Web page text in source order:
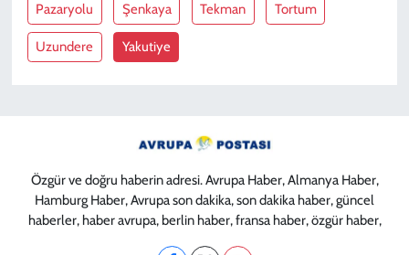
Pazaryolu Şenkaya Tekman Tortum
Uzundere Yakutiye
Özgür ve doğru haberin adresi. Avrupa Haber, Almanya Haber,
Hamburg Haber, Avrupa son dakika, son dakika haber, güncel
haberler, haber avrupa, berlin haber, fransa haber, özgür haber,